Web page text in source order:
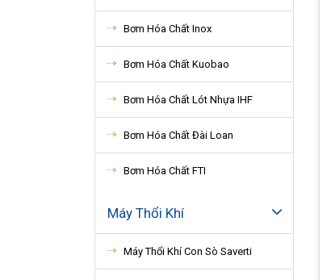
Bơm Hóa Chất Inox
Bơm Hóa Chất Kuobao
Bơm Hóa Chất Lót Nhựa IHF
Bơm Hóa Chất Đài Loan
Bơm Hóa Chất FTI
Máy Thổi Khí
Máy Thổi Khí Con Sò Saverti